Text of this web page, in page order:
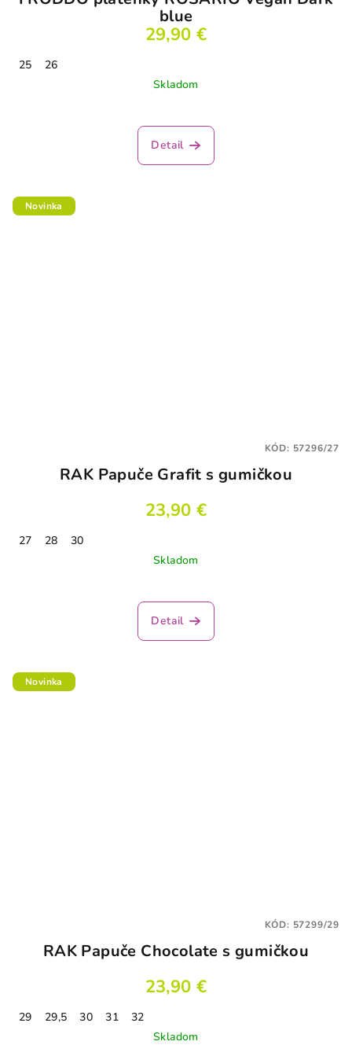
blue
29,90 €
25
26
Skladom
Detail
Novinka
RAK Papuče Grafit s gumičkou
23,90 €
27 28
30
Skladom
Detail
KÓD: 57296/27
Novinka
RAK Papuče Chocolate s gumičkou
23,90 €
29 29,5 30 31
32
Skladom
KÓD: 57299/29